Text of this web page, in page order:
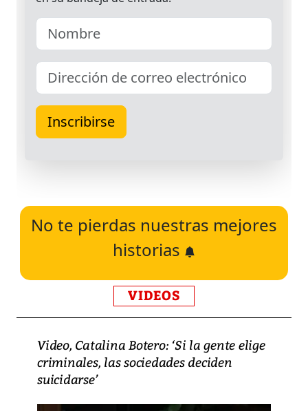
No te pierdas nuestras mejores
historias
VIDEOS
Video, Catalina Botero: ‘Si la gente elige
criminales, las sociedades deciden
suicidarse’